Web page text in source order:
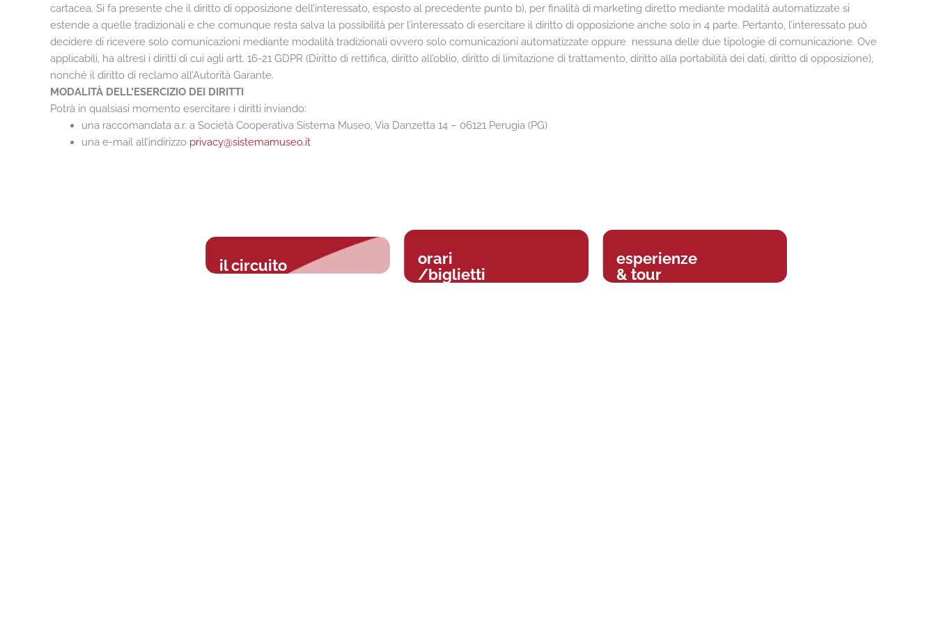
cartacea. Si fa presente che il diritto di opposizione dell’interessato, esposto al precedente punto b), per finalità di marketing diretto mediante modalità automatizzate si
estende a quelle tradizionali e che comunque resta salva la possibilità per l’interessato di esercitare il diritto di opposizione anche solo in 4 parte. Pertanto, l’interessato può
decidere di ricevere solo comunicazioni mediante modalità tradizionali ovvero solo comunicazioni automatizzate oppure nessuna delle due tipologie di comunicazione. Ove
applicabili, ha altresì i diritti di cui agli artt. 16-21 GDPR (Diritto di rettifica, diritto all’oblio, diritto di limitazione di trattamento, diritto alla portabilità dei dati, diritto di opposizione),
nonché il diritto di reclamo all’Autorità Garante.
MODALITÀ DELL’ESERCIZIO DEI DIRITTI
Potrà in qualsiasi momento esercitare i diritti inviando:
una raccomandata a.r. a Società Cooperativa Sistema Museo, Via Danzetta 14 – 06121 Perugia (PG)
una e-mail all’indirizzo privacy@sistemamuseo.it
il circuito
orari
/biglietti
esperienze
& tour